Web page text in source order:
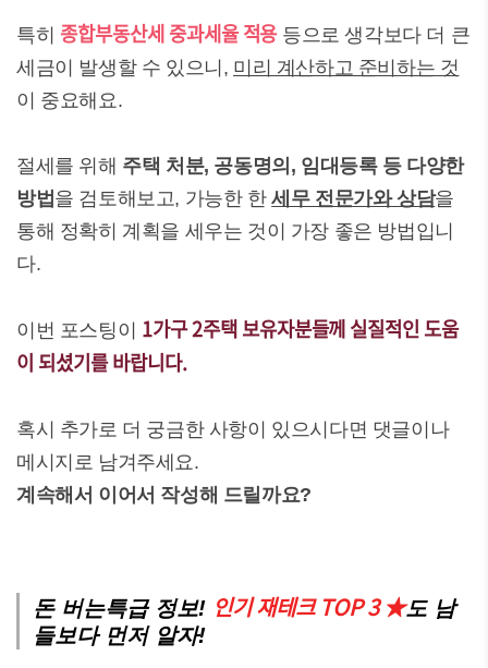
특히 종합부동산세 중과세율 적용등으로 생각보다 더 큰
세금이 발생할 수 있으니, 미리 계산하고 준비하는 것
이 중요해요.
절세를 위해 주택 처분, 공동명의, 임대등록 등 다양한
방법 을 검토해보고, 가능한 한세무 전문가와 상담을
통해 정확히 계획을 세우는 것이 가장 좋은 방법입니
다.
이번 포스팅이 1가구 2주택 보유자분들께 실질적인 도움
이 되셨기를 바랍니다.
혹시 추가로 더 궁금한 사항이 있으시다면 댓글이나
메시지로 남겨주세요.
계속해서 이어서 작성해 드릴까요?
돈 버는특급 정보! 인기 재테크 TOP 3 ★도 남
들보다 먼저 알자!